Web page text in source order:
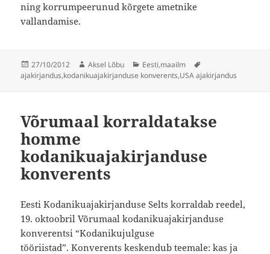
ning korrumpeerunud kõrgete ametnike
vallandamise.
Postitatud
27/10/2012 Autor
Aksel Lõbu Rubriigid
Eesti,maailm
ajakirjandus,kodanikuajakirjanduse konverents,USA ajakirjandus
Võrumaal korraldatakse
homme
kodanikuajakirjanduse
konverents
Eesti Kodanikuajakirjanduse Selts korraldab reedel,
19. oktoobril Võrumaal kodanikuajakirjanduse
konverentsi “Kodanikujulguse
tööriistad”. Konverents keskendub teemale: kas ja